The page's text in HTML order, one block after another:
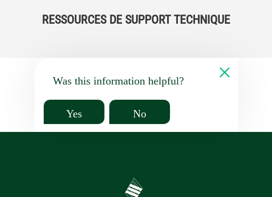
RESSOURCES DE SUPPORT TECHNIQUE
Was this information helpful?
Yes No